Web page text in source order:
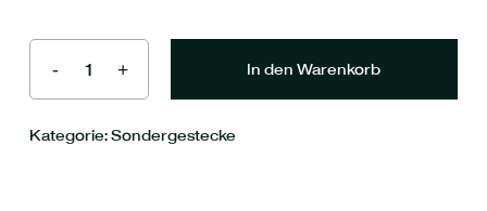
In den Warenkorb
Kategorie: Sondergestecke